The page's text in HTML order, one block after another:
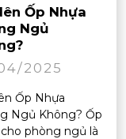
Ốp Nhựa
Ngủ
2025
Ốp Nhựa
Ngủ Không? Ốp
phòng ngủ là